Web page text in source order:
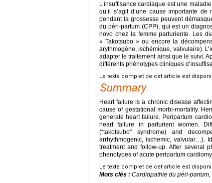
L’insuffisance cardiaque est une
qu’il s’agit d’une cause importante
pendant la grossesse peuvent
du péri-partum (CPP), qui est un
novo chez la femme parturiente. Les
« Takotsubo » ou encore la
arythmogène, ischémique, valvulaire).
adapter le traitement ainsi que le suivi.
différents phénotypes cliniques
Le texte complet de cet article est
Summary
Heart failure is a chronic disease
cause of gestational morbi-mortality.
generate heart failure. Peripartum
heart failure in parturient women.
(“takotsubo” syndrome) and
arrhythmogenic, ischemic, valvular…).
treatment and follow-up. After several
phenotypes of acute peripartum
Le texte complet de cet article est
Mots clés : Cardiopathie du péri-